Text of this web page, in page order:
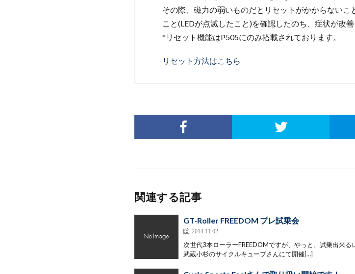
その際、磁力の弱いものだとリセットがかからない
こと(LEDが点滅したこと)を確認したのち、症状が改
*リセット機能はP505にのみ搭載されております。
リセット方法はこちら
関連する記事
GT-Roller FREEDOM プレ試乗会
2014.11.02
次世代3本ローラーFREEDOMですが、やっと、試乗出来
武蔵小杉のサイクルキューブさんにて開催[…]